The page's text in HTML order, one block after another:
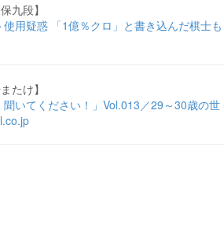
九段】
用疑惑 「1億％クロ」と書き込んだ棋士も
たけ】
いてください！」Vol.013／29～30歳の世